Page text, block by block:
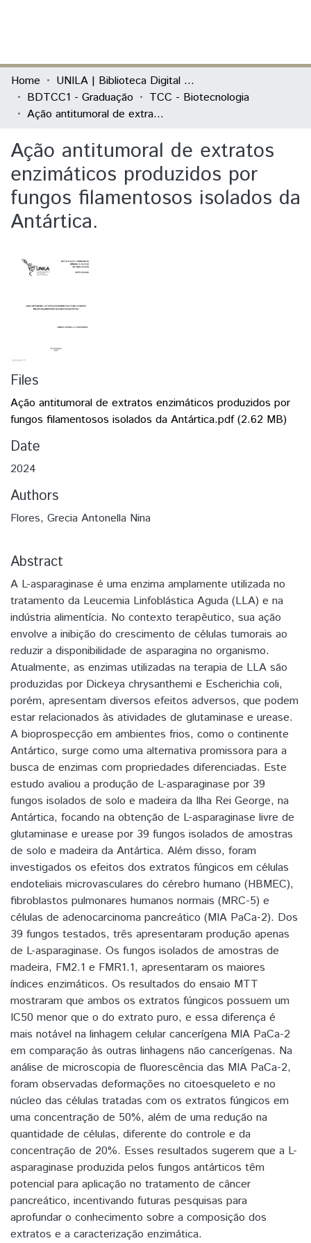
Communities & Collections
All of DSpace
Home
UNILA | Biblioteca Digital de Trabalhos de Conclusão de Curso
BDTCC1 - Graduação
TCC - Biotecnologia
Ação antitumoral de extratos enzimáticos produzidos por fungos filamentosos isolados da Antártica.
Ação antitumoral de extratos
enzimáticos produzidos por
fungos filamentosos isolados da
Antártica.
Files
Ação antitumoral de extratos enzimáticos produzidos por
fungos filamentosos isolados da Antártica.pdf(2.62 MB)
Date
2024
Authors
Flores, Grecia Antonella Nina
Abstract
A L-asparaginase é uma enzima amplamente utilizada no
tratamento da Leucemia Linfoblástica Aguda (LLA) e na
indústria alimentícia. No contexto terapêutico, sua ação
envolve a inibição do crescimento de células tumorais ao
reduzir a disponibilidade de asparagina no organismo.
Atualmente, as enzimas utilizadas na terapia de LLA são
produzidas por Dickeya chrysanthemi e Escherichia coli,
porém, apresentam diversos efeitos adversos, que podem
estar relacionados às atividades de glutaminase e urease.
A bioprospecção em ambientes frios, como o continente
Antártico, surge como uma alternativa promissora para a
busca de enzimas com propriedades diferenciadas. Este
estudo avaliou a produção de L-asparaginase por 39
fungos isolados de solo e madeira da Ilha Rei George, na
Antártica, focando na obtenção de L-asparaginase livre de
glutaminase e urease por 39 fungos isolados de amostras
de solo e madeira da Antártica. Além disso, foram
investigados os efeitos dos extratos fúngicos em células
endoteliais microvasculares do cérebro humano (HBMEC),
fibroblastos pulmonares humanos normais (MRC-5) e
células de adenocarcinoma pancreático (MIA PaCa-2). Dos
39 fungos testados, três apresentaram produção apenas
de L-asparaginase. Os fungos isolados de amostras de
madeira, FM2.1 e FMR1.1, apresentaram os maiores
índices enzimáticos. Os resultados do ensaio MTT
mostraram que ambos os extratos fúngicos possuem um
IC50 menor que o do extrato puro, e essa diferença é
mais notável na linhagem celular cancerígena MIA PaCa-2
em comparação às outras linhagens não cancerígenas. Na
análise de microscopia de fluorescência das MIA PaCa-2,
foram observadas deformações no citoesqueleto e no
núcleo das células tratadas com os extratos fúngicos em
uma concentração de 50%, além de uma redução na
quantidade de células, diferente do controle e da
concentração de 20%. Esses resultados sugerem que a L-
asparaginase produzida pelos fungos antárticos têm
potencial para aplicação no tratamento de câncer
pancreático, incentivando futuras pesquisas para
aprofundar o conhecimento sobre a composição dos
extratos e a caracterização enzimática.